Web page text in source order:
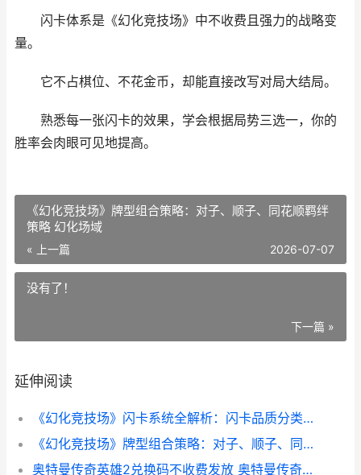
闪卡体系是《幻化竞技场》中不收费且强力的战略变
量。
它不占棋位、不花金币，却能直接改写对局大结局。
熟悉每一张闪卡的效果，学会根据局势三选一，你的
胜率会肉眼可见地提高。
《幻化竞技场》牌型组合策略：对子、顺子、同花顺羁绊
策略 幻化场域
« 上一篇 2026-07-07
没有了！
下一篇 »
延伸阅读
《幻化竞技场》闪卡系统全解析：闪卡品质分类和选择策略 魔兽世界竞技场幻化
《幻化竞技场》牌型组合策略：对子、顺子、同花顺羁绊策略 幻化场域
奥特曼传奇英雄2兑换码不收费发放 奥特曼传奇英雄二